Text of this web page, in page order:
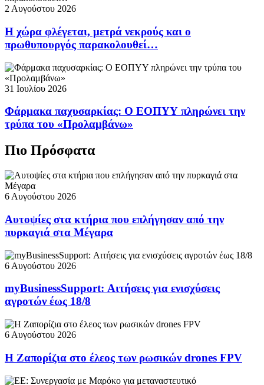
2 Αυγούστου 2026
Η χώρα φλέγεται, μετρά νεκρούς και ο
πρωθυπουργός παρακολουθεί…
31 Ιουλίου 2026
Φάρμακα παχυσαρκίας: Ο ΕΟΠΥΥ πληρώνει την
τρύπα του «Προλαμβάνω»
Πιο Πρόσφατα
6 Αυγούστου 2026
Αυτοψίες στα κτήρια που επλήγησαν από την
πυρκαγιά στα Μέγαρα
6 Αυγούστου 2026
myBusinessSupport: Αιτήσεις για ενισχύσεις
αγροτών έως 18/8
6 Αυγούστου 2026
Η Ζαπορίζια στο έλεος των ρωσικών drones FPV